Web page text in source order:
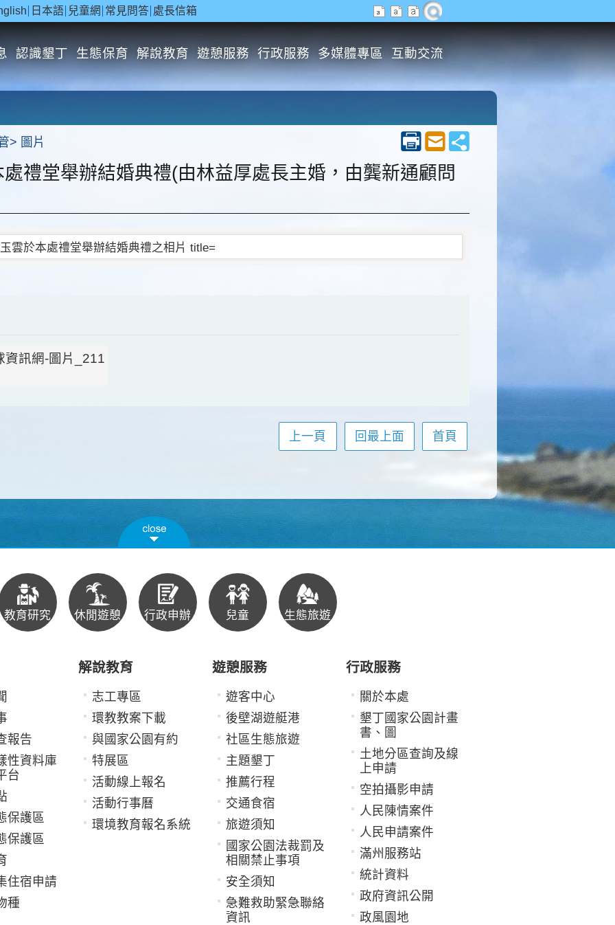
日本語 兒童網 常見問答 處長信箱
認識墾丁 生態保育 解說教育 遊憩服務 行政服務 多媒體專區 互動交流
圖片
禮堂舉辦結婚典禮(由林益厚處長主婚，由龔新通顧問
上一頁 回最上面 首頁
教育研究 休閒遊憩 行政申辦 兒童 生態旅遊
報告
性資料庫
台
保護區
保護區
住宿申請
種
解說教育
志工專區
環教教案下載
與國家公園有約
特展區
活動線上報名
活動行事曆
環境教育報名系統
遊憩服務
遊客中心
後壁湖遊艇港
社區生態旅遊
主題墾丁
推薦行程
交通食宿
旅遊須知
國家公園法裁罰及
相關禁止事項
安全須知
急難救助緊急聯絡
資訊
行政服務
關於本處
墾丁國家公園計畫
書、圖
土地分區查詢及線
上申請
空拍攝影申請
人民陳情案件
人民申請案件
滿州服務站
統計資料
政府資訊公開
政風園地